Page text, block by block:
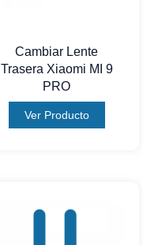
Cambiar Lente
Trasera Xiaomi MI 9
PRO
Ver Producto